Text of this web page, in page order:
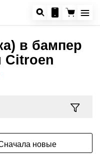
в бампер
Citroen
новые